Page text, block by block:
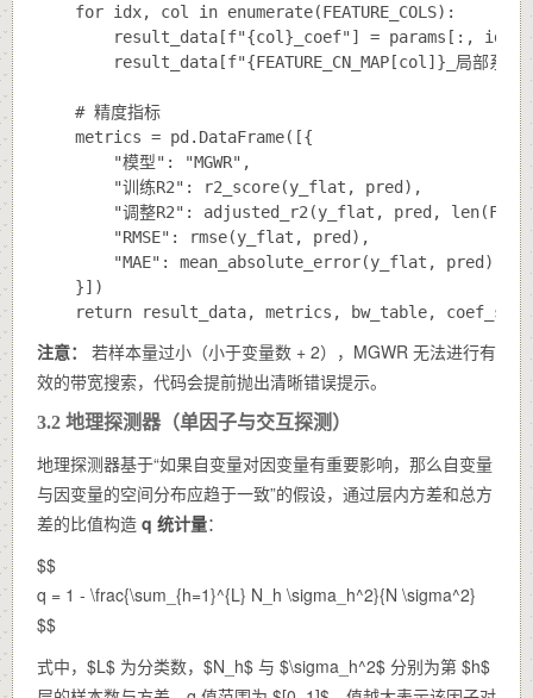
    for idx, col in enumerate(FEATURE_COLS):
result_data[f"{col}_coef"] = params[:, idx
result_data[f"{FEATURE_CN_MAP[col]}_局部系
    # 精度指标
    metrics = pd.DataFrame([{
        "模型": "MGWR",
        "训练R2": r2_score(y_flat, pred),
"调整R2": adjusted_r2(y_flat, pred,
        "RMSE": rmse(y_flat, pred),
        "MAE": mean_absolute_error(y_flat, pred)
    }])
注意：
若样本量过小（小于变量数 + 2），MGWR 无法进行有
效的带宽搜索，代码会提前抛出清晰错误提示。
3.2 地理探测器（单因子与交互探测）
地理探测器基于“如果自变量对因变量有重要影响，那么自变量
与因变量的空间分布应趋于一致”的假设，通过层内方差和总方
差的比值构造 q 统计量：
$$
q = 1 - \frac{\sum_{h=1}^{L} N_h \sigma_h^2}{N \sigma^2}
$$
式中，$L$ 为分类数，$N_h$ 与 $\sigma_h^2$ 分别为第 $h$